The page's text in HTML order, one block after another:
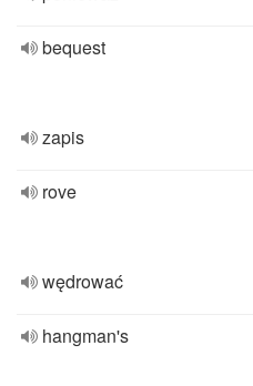
bequest
zapis
rove
wędrować
hangman's